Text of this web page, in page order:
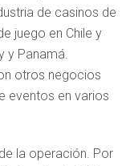
de casinos de
juego en Chile y
y Panamá.
otros negocios
eventos en varios
la operación. Por